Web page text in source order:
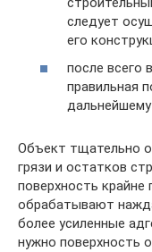
следует
его
после всего
правильная
Объект тщательно
грязи и остатков
поверхность крайне
обрабатывают
более усиленные
нужно поверхность